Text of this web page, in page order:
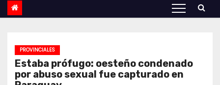
PROVINCIALES
Estaba prófugo: oesteño condenado
por abuso sexual fue capturado en